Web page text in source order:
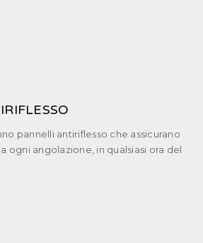
pannelli antiriflesso che assicurano
ogni angolazione, in qualsiasi ora del